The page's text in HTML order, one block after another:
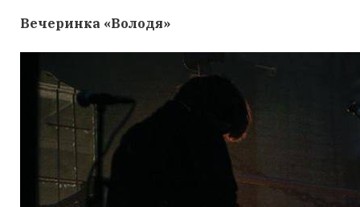
Вечеринка «Володя»